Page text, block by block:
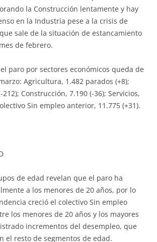
la Construcción lentamente y hay
en la Industria pese a la crisis de
sale de la situación de estancamiento
de febrero.
paro por sectores económicos queda de
Agricultura, 1.482 parados (+8);
Construcción, 7.190 (-36); Servicios,
Sin empleo anterior, 11.775 (+31).
de edad revelan que el paro ha
a los menores de 20 años, por lo
creció el colectivo Sin empleo
los menores de 20 años y los mayores
incrementos del desempleo, que
el resto de segmentos de edad.